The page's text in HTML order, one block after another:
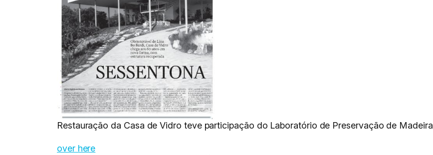
Restauração da Casa de Vidro teve participação do Laboratório de Preservação de
over here